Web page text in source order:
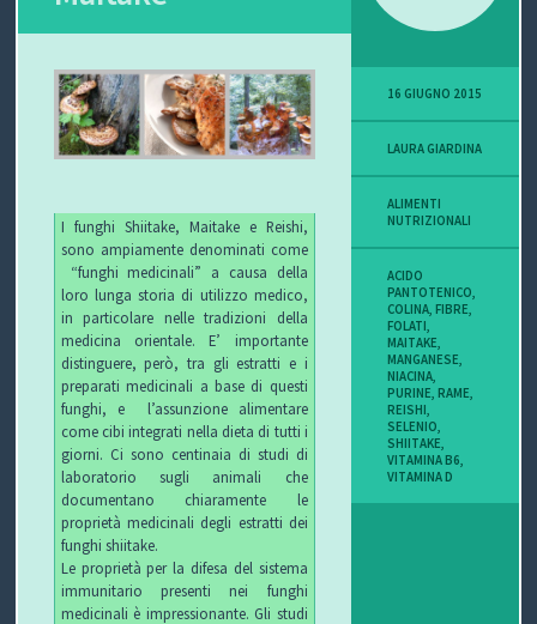
I funghi Shiitake, Maitake e Reishi,
sono ampiamente denominati come
“funghi medicinali” a causa della
loro lunga storia di utilizzo medico,
in particolare nelle tradizioni della
medicina orientale. E’ importante
distinguere, però, tra gli estratti e i
preparati medicinali a base di questi
funghi, e l’assunzione alimentare
come cibi integrati nella dieta di tutti i
giorni. Ci sono centinaia di studi di
laboratorio sugli animali che
documentano chiaramente le
proprietà medicinali degli estratti dei
funghi shiitake.
Le proprietà per la difesa del sistema
immunitario presenti nei funghi
medicinali è impressionante. Gli studi
16 GIUGNO 2015
LAURA GIARDINA
ALIMENTI
NUTRIZIONALI
ACIDO
PANTOTENICO,
COLINA,FIBRE,
FOLATI,
MAITAKE,
MANGANESE,
NIACINA,
PURINE,RAME,
REISHI,
SELENIO,
SHIITAKE,
VITAMINA B6,
VITAMINA D